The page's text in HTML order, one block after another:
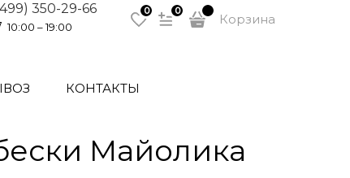
350-29-66
10:00 – 19:00
0 0
Корзина
КОНТАКТЫ
Майолика